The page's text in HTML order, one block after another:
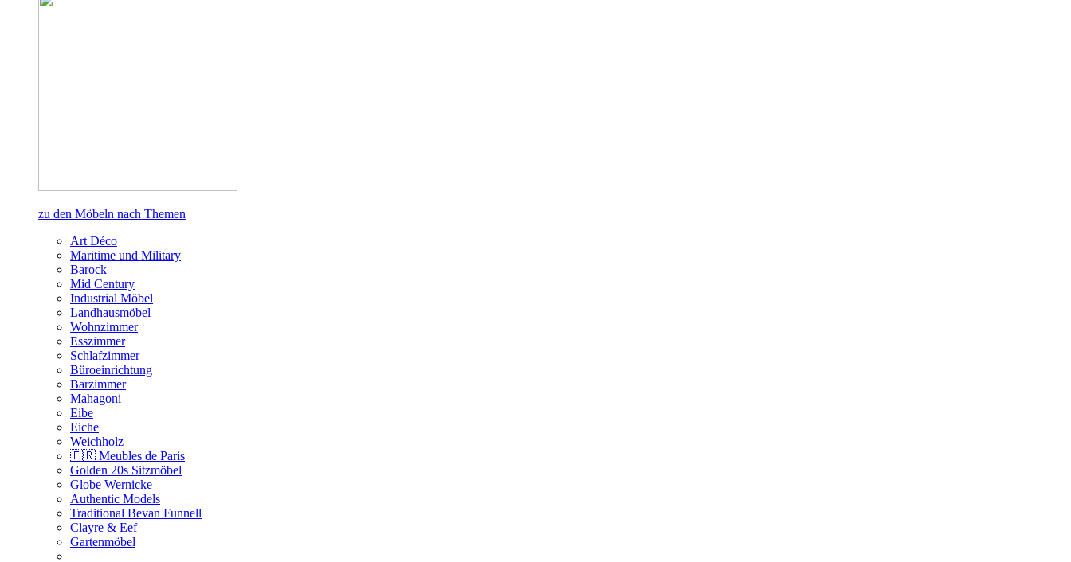
zu den Möbeln nach Themen
Art Déco
Maritime und Military
Barock
Mid Century
Industrial Möbel
Landhausmöbel
Wohnzimmer
Esszimmer
Schlafzimmer
Büroeinrichtung
Barzimmer
Mahagoni
Eibe
Eiche
Weichholz
🇫🇷 Meubles de Paris
Golden 20s Sitzmöbel
Globe Wernicke
Authentic Models
Traditional Bevan Funnell
Clayre & Eef
Gartenmöbel